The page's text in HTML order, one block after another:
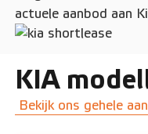
actuele aanbod aan
KIA
Bekijk ons gehele